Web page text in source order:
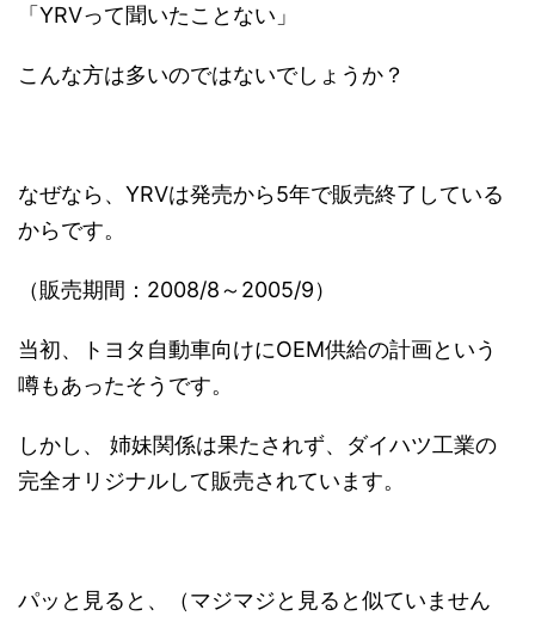
「YRVって聞いたことない」
こんな方は多いのではないでしょうか？
なぜなら、YRVは発売から5年で販売終了している
からです。
（販売期間：2008/8～2005/9）
当初、トヨタ自動車向けにOEM供給の計画という
噂もあったそうです。
しかし、 姉妹関係は果たされず、ダイハツ工業の
完全オリジナルして販売されています。
パッと見ると、（マジマジと見ると似ていません